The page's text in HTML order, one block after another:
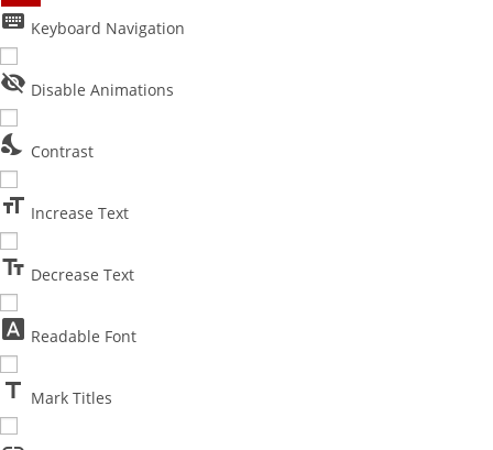
Toggle the visibility of the Accessibility Toolbar
keyboard Keyboard Navigation
visibility_off Disable Animations
nights_stay Contrast
format_size Increase Text
text_fields Decrease Text
font_download Readable Font
title Mark Titles